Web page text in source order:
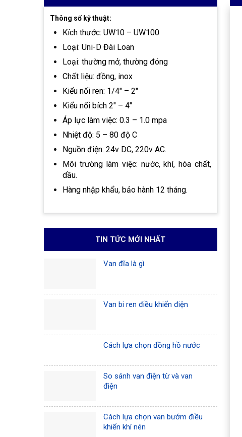
Thông số kỹ thuật:
Kích thước: UW10 – UW100
Loại: Uni-D Đài Loan
Loại: thường mở, thường đóng
Chất liệu: đồng, inox
Kiểu nối ren: 1/4″ – 2″
Kiểu nối bích 2″ – 4″
Áp lực làm việc: 0.3 – 1.0 mpa
Nhiệt độ: 5 – 80 độ C
Nguồn điện: 24v DC, 220v AC.
Môi trường làm việc: nước, khí, hóa chất,
dầu.
Hàng nhập khẩu, bảo hành 12 tháng.
TIN TỨC MỚI NHẤT
Van đĩa là gì
Van bi ren điều khiển điện
Cách lựa chọn đồng hồ nước
So sánh van điện từ và van
điện
Cách lựa chọn van bướm điều
khiển khí nén